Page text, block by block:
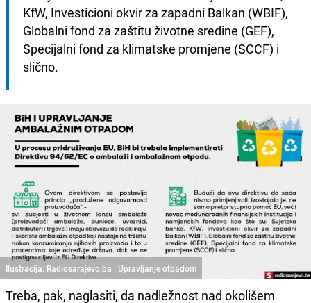
KfW, Investicioni okvir za zapadni Balkan (WBIF),
Globalni fond za zaštitu životne sredine (GEF),
Specijalni fond za klimatske promjene (SCCF) i
slično.
Ilustracija: Radiosarajevo.ba : Upravljanje otpadom
Treba, pak, naglasiti, da nadležnost nad okolišem